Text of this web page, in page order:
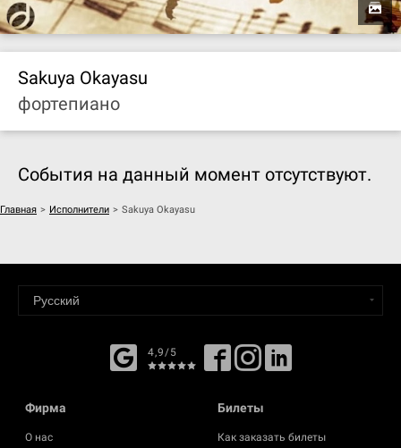
Sakuya Okayasu
фортепиано
События на данный момент отсутствуют.
Главная > Исполнители > Sakuya Okayasu
4,9/5
Фирма
О нас
Билеты
Как заказать билеты